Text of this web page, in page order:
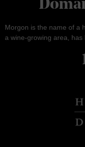
Morgon is the name of a
a wine-growing area,